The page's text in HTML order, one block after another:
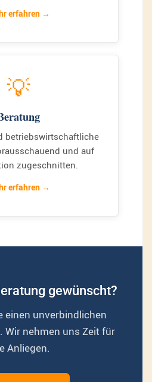
erfahren
💡
betriebswirtschaftliche
und auf
zugeschnitten.
erfahren
gewünscht?
einen unverbindlichen
Wir nehmen uns Zeit für
Anliegen.